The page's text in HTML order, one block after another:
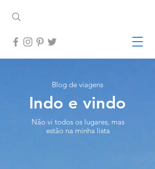
Blog de viagens
Indo e vindo
Não vi todos os lugares, mas
estão na minha lista